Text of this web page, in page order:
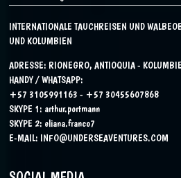
INTERNATIONALE TAUCHREISEN UND
UND KOLUMBIEN
ADRESSE: RIONEGRO, ANTIOQUIA -
HANDY / WHATSAPP:
+57 3105991163 - +57 30455607868
SKYPE 1: arthur.portmann
SKYPE 2: eliana.franco7
E-MAIL: INFO@UNDERSEAVENTURES.COM